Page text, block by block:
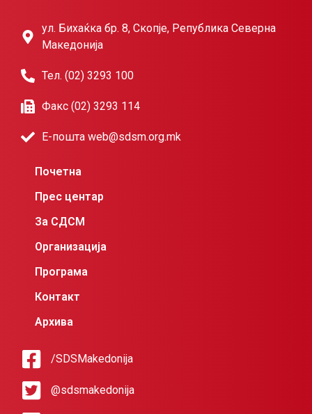
ул. Бихаќка бр. 8, Скопје, Република Северна
Македонија
Тел. (02) 3293 100
Факс (02) 3293 114
Е-пошта web@sdsm.org.mk
Почетна
Прес центар
За СДСМ
Организација
Програма
Контакт
Архива
/SDSMakedonija
@sdsmakedonija